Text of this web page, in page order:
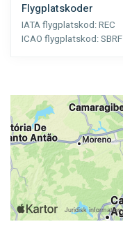
Flygplatskoder
IATA flygplatskod:REC
ICAO flygplatskod:SBRF